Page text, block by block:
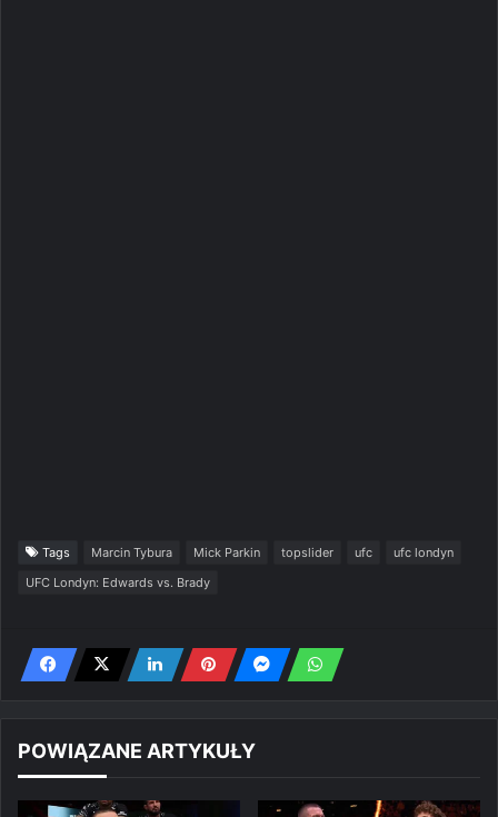
Tags Marcin Tybura Mick Parkin topslider ufc
ufc londyn
UFC Londyn: Edwards vs. Brady
POWIĄZANE ARTYKUŁY